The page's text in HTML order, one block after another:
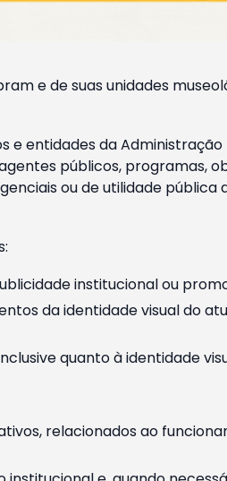
e de suas unidades
e entidades da Administração
públicos, programas,
ou de utilidade pública
institucional ou
da identidade visual do
quanto à identidade
relacionados ao